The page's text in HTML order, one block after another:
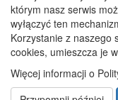
którym nasz serwis
wyłączyć ten
Korzystanie z naszego
cookies, umieszcza je
Więcej informacji o